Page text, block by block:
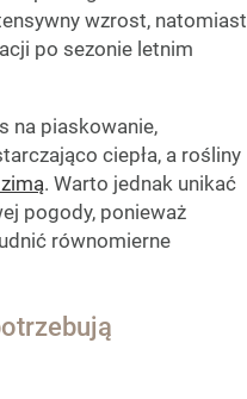
wzrost, natomiast
po sezonie letnim
na piaskowanie,
ciepła, a rośliny
. Warto jednak unikać
pogody, ponieważ
równomierne